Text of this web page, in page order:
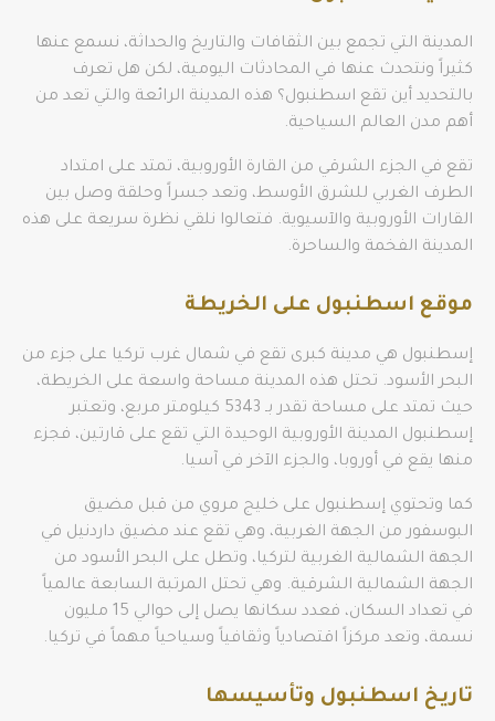
المدينة التي تجمع بين الثقافات والتاريخ والحداثة، نسمع عنها
كثيراً ونتحدث عنها في المحادثات اليومية، لكن هل تعرف
بالتحديد أين تقع اسطنبول؟ هذه المدينة الرائعة والتي تعد من
أهم مدن العالم السياحية.
تقع في الجزء الشرقي من القارة الأوروبية، تمتد على امتداد
الطرف الغربي للشرق الأوسط، وتعد جسراً وحلقة وصل بين
القارات الأوروبية والآسيوية. فتعالوا نلقي نظرة سريعة على هذه
المدينة الفخمة والساحرة.
موقع اسطنبول على الخريطة
إسطنبول هي مدينة كبرى تقع في شمال غرب تركيا على جزء من
البحر الأسود. تحتل هذه المدينة مساحة واسعة على الخريطة،
حيث تمتد على مساحة تقدر بـ 5343 كيلومتر مربع، وتعتبر
إسطنبول المدينة الأوروبية الوحيدة التي تقع على قارتين، فجزء
منها يقع في أوروبا، والجزء الآخر في آسيا.
كما وتحتوي إسطنبول على خليج مروي من قبل مضيق
البوسفور من الجهة الغربية، وهي تقع عند مضيق داردنيل في
الجهة الشمالية الغربية لتركيا، وتطل على البحر الأسود من
الجهة الشمالية الشرقية. وهي تحتل المرتبة السابعة عالمياً
في تعداد السكان، فعدد سكانها يصل إلى حوالي 15 مليون
نسمة، وتعد مركزاً اقتصادياً وثقافياً وسياحياً مهماً في تركيا.
تاريخ اسطنبول وتأسيسها